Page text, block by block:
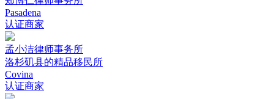
Pasadena
认证商家
孟小洁律师事务所
洛杉矶县的精品移民所
Covina
认证商家